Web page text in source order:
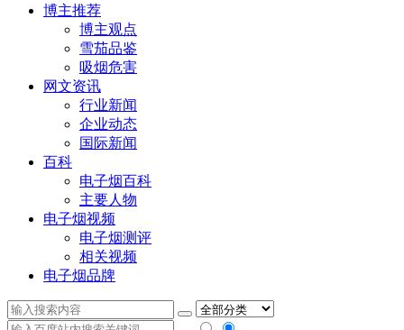
博主推荐
博主观点
雪茄品鉴
吸烟危害
网文资讯
行业新闻
企业动态
国际新闻
百科
电子烟百科
主要人物
电子烟视频
电子烟测评
相关视频
电子烟品牌